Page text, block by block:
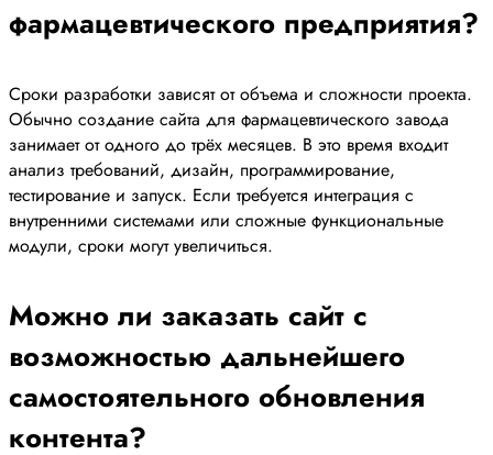
фармацевтического предприятия?
Сроки разработки зависят от объема и сложности проекта.
Обычно создание сайта для фармацевтического завода
занимает от одного до трёх месяцев. В это время входит
анализ требований, дизайн, программирование,
тестирование и запуск. Если требуется интеграция с
внутренними системами или сложные функциональные
модули, сроки могут увеличиться.
Можно ли заказать сайт с
возможностью дальнейшего
самостоятельного обновления
контента?